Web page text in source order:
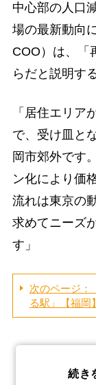
中心部の人口
場の最新動向
COO）は、「
らだと説明する
「居住エリア
で、受け皿と
岡市郊外です
ン化により価
流れは東京の
求めてニーズ
す」
次のページ：
る駅」【福岡
続き